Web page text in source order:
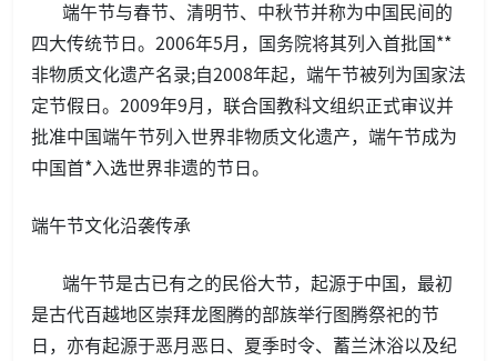
端午节与春节、清明节、中秋节并称为中国民间的
四大传统节日。2006年5月，国务院将其列入首批国**
非物质文化遗产名录;自2008年起，端午节被列为国家法
定节假日。2009年9月，联合国教科文组织正式审议并
批准中国端午节列入世界非物质文化遗产，端午节成为
中国首*入选世界非遗的节日。
端午节文化沿袭传承
端午节是古已有之的民俗大节，起源于中国，最初
是古代百越地区崇拜龙图腾的部族举行图腾祭祀的节
日，亦有起源于恶月恶日、夏季时令、蓄兰沐浴以及纪